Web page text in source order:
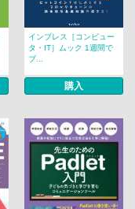
インプレス［コンピュー
タ・IT］ムック 1週間で
ブ...
購入